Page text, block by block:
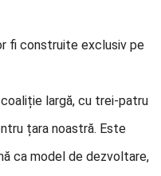
fi construite exclusiv pe
coaliție largă, cu trei-patru
țara noastră. Este
ca model de dezvoltare,